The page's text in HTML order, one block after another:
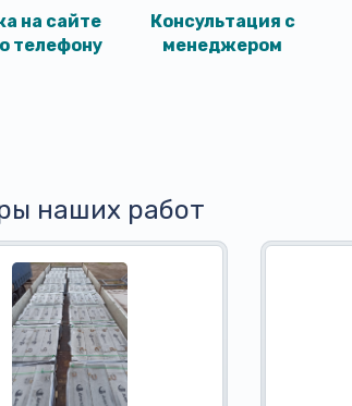
на сайте
телефону
Консультация с
менеджером
наших работ